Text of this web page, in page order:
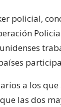
policial,
a los que
las dos